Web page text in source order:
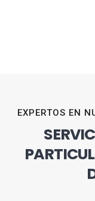
EXPERTOS EN